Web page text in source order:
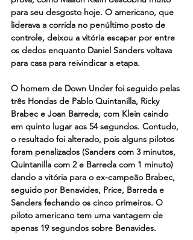
para seu desgosto hoje. O americano, que
liderava a corrida no penúltimo posto de
controle, deixou a vitória escapar por entre
os dedos enquanto Daniel Sanders voltava
para casa para reivindicar a etapa.
O homem de Down Under foi seguido pelas
três Hondas de Pablo Quintanilla, Ricky
Brabec e Joan Barreda, com Klein caindo
em quinto lugar aos 54 segundos. Contudo,
o resultado foi alterado, pois alguns pilotos
foram penalizados (Sanders com 3 minutos,
Quintanilla com 2 e Barreda com 1 minuto)
dando a vitória para o ex-campeão Brabec,
seguido por Benavides, Price, Barreda e
Sanders fechando os cinco primeiros. O
piloto americano tem uma vantagem de
apenas 19 segundos sobre Benavides.